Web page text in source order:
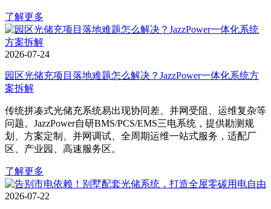
了解更多
2026-07-24
园区光储充项目落地难题怎么解决？JazzPower一体化系统方
案拆解
传统拼凑式光储充系统易出现协同差、并网受阻、运维复杂等
问题。JazzPower自研BMS/PCS/EMS三电系统，提供勘测规
划、方案定制、并网调试、全周期运维一站式服务，适配厂
区、产业园、高速服务区。
了解更多
2026-07-22